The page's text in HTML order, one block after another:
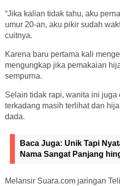
“Jika kalian tidak tahu, aku
umur 20-an, aku pikir sudah
cuitnya.
Karena baru pertama kali
mengungkap jika pemakaian
sempurna.
Selain tidak rapi, wanita ini juga
terkadang masih terlihat dan
dada.
Baca Juga: Unik Tapi
Nama Sangat Panjang
Melansir Suara.com jaringan